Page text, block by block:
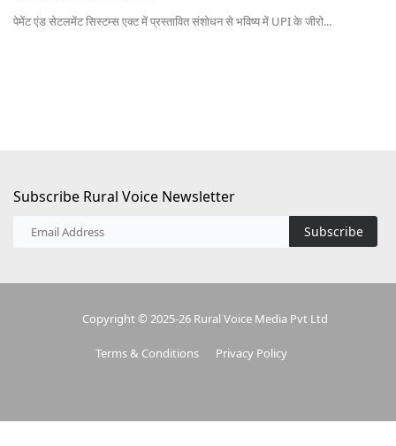
पेमेंट एंड सेटलमेंट सिस्टम्स एक्ट में प्रस्तावित संशोधन से भविष्य में UPI के जीरो...
Subscribe Rural Voice Newsletter
Subscribe
Copyright © 2025-26 Rural Voice Media Pvt Ltd
Terms & Conditions Privacy Policy